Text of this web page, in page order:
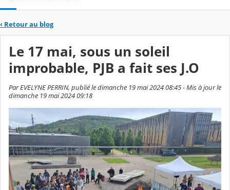
‹ Retour au blog
Le 17 mai, sous un soleil
improbable, PJB a fait ses J.O
Par EVELYNE PERRIN, publié le dimanche 19 mai 2024 08:45 - Mis à jour le
dimanche 19 mai 2024 09:18